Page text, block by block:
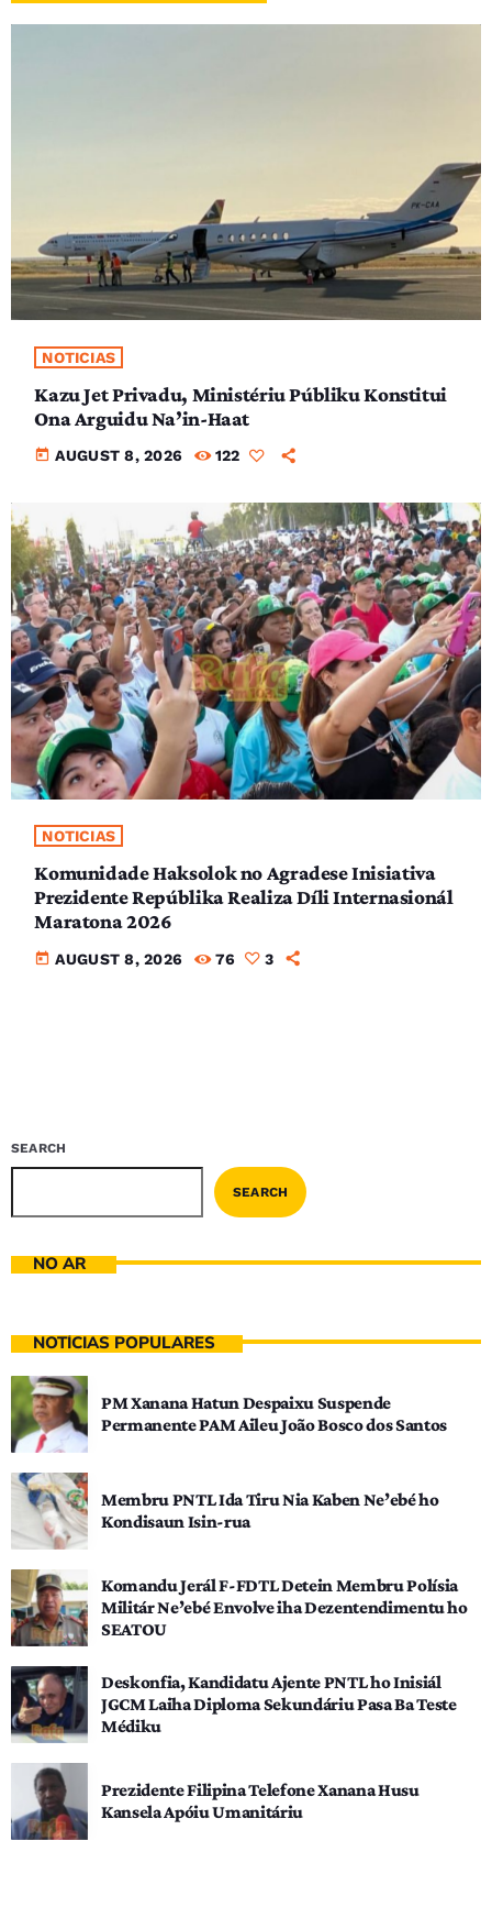
NOTICIAS
Kazu Jet Privadu, Ministériu Públiku Konstitui
Ona Arguidu Na’in-Haat
today AUGUST 8, 2026 122
NOTICIAS
Komunidade Haksolok no Agradese Inisiativa
Prezidente Repúblika Realiza Díli Internasionál
Maratona 2026
today AUGUST 8, 2026 76 3
SEARCH
SEARCH
NO AR
NOTÍCIAS POPULARES
PM Xanana Hatun Despaixu Suspende
Permanente PAM Aileu João Bosco dos Santos
Membru PNTL Ida Tiru Nia Kaben Ne’ebé ho
Kondisaun Isin-rua
Komandu Jerál F-FDTL Detein Membru Polísia
Militár Ne’ebé Envolve iha Dezentendimentu ho
SEATOU
Deskonfia, Kandidatu Ajente PNTL ho Inisiál
JGCM Laiha Diploma Sekundáriu Pasa Ba Teste
Médiku
Prezidente Filipina Telefone Xanana Husu
Kansela Apóiu Umanitáriu